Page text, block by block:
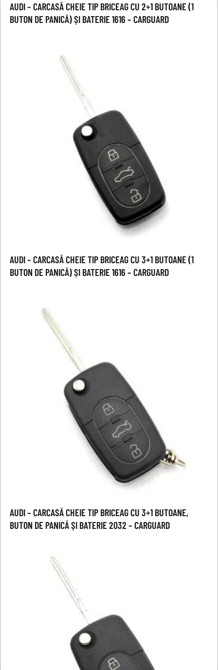
AUDI – CARCASĂ CHEIE TIP BRICEAG CU 2+1 BUTOANE (1
BUTON DE PANICĂ) ȘI BATERIE 1616 – CARGUARD
AUDI – CARCASĂ CHEIE TIP BRICEAG CU 3+1 BUTOANE (1
BUTON DE PANICĂ) ȘI BATERIE 1616 – CARGUARD
AUDI – CARCASĂ CHEIE TIP BRICEAG CU 3+1 BUTOANE,
BUTON DE PANICĂ ȘI BATERIE 2032 – CARGUARD